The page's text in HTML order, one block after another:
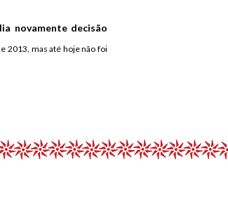
novamente decisão
2013, mas até hoje não foi